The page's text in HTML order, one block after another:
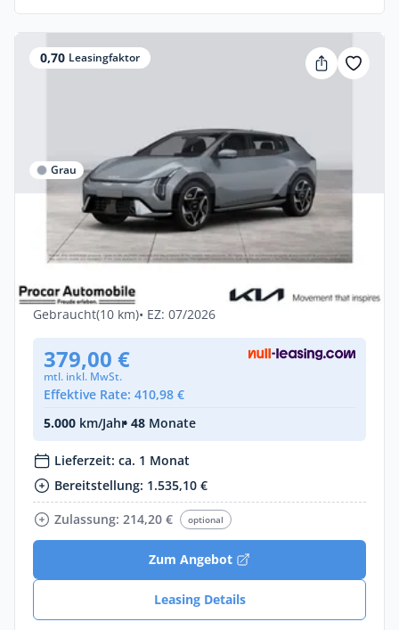
0,70 Leasingfaktor
Grau
Gewerbe & Privat
Kia EV4 81,4kWh GT-Line DriveWise
Komfort Connect
Elektro •Automatik •
204 PS (150 kW)
Gebraucht(10 km)• EZ: 07/2026
379,00 €
mtl. inkl. MwSt.
Effektive Rate: 410,98 €
5.000 km/Jahr• 48 Monate
Lieferzeit: ca. 1 Monat
Bereitstellung: 1.535,10 €
Zulassung: 214,20 €
optional
Zum Angebot
Leasing Details